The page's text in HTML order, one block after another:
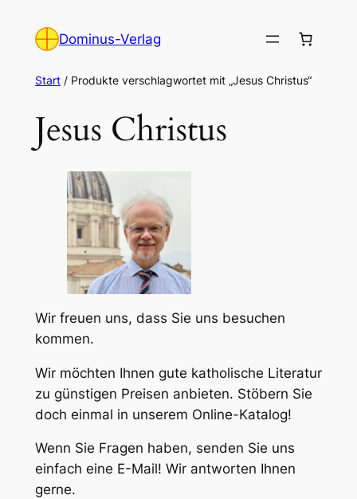
Inhalt
Dominus-Verlag
Start/ Produkte verschlagwortet mit „Jesus Christus“
Jesus Christus
Wir freuen uns, dass Sie uns besuchen
kommen.
Wir möchten Ihnen gute katholische Literatur
zu günstigen Preisen anbieten. Stöbern Sie
doch einmal in unserem Online-Katalog!
Wenn Sie Fragen haben, senden Sie uns
einfach eine E-Mail! Wir antworten Ihnen
gerne.